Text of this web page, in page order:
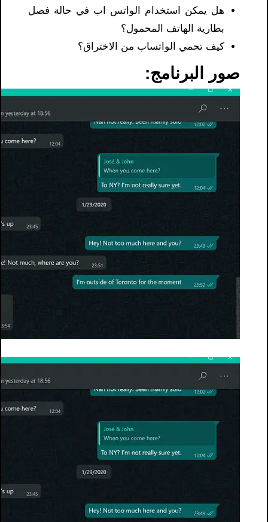
هل يمكن استخدام الواتس اب في حالة فصل
بطارية الهاتف المحمول؟
كيف تحمي الواتساب من الاختراق؟
صور البرنامج: